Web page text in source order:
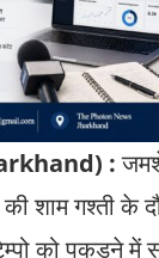
:
शाम गश्ती के
को पकड़ने में